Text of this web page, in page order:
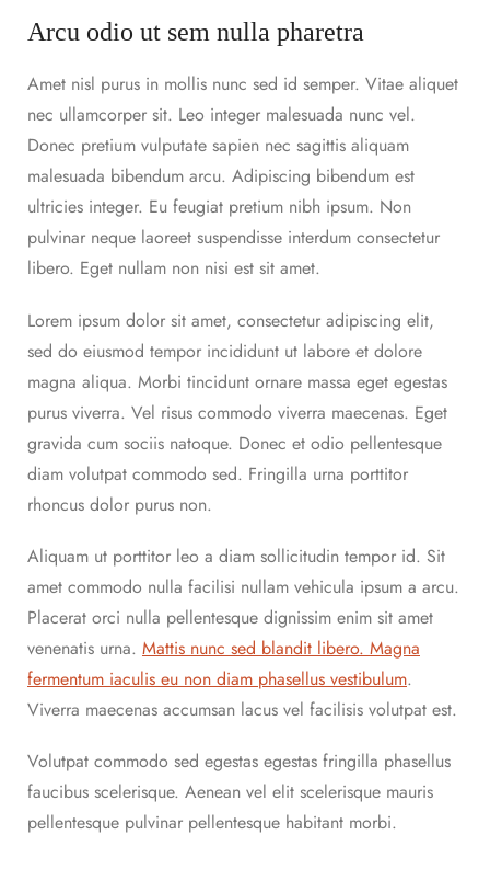
Arcu odio ut sem nulla pharetra
Amet nisl purus in mollis nunc sed id semper. Vitae aliquet
nec ullamcorper sit. Leo integer malesuada nunc vel.
Donec pretium vulputate sapien nec sagittis aliquam
malesuada bibendum arcu. Adipiscing bibendum est
ultricies integer. Eu feugiat pretium nibh ipsum. Non
pulvinar neque laoreet suspendisse interdum consectetur
libero. Eget nullam non nisi est sit amet.
Lorem ipsum dolor sit amet, consectetur adipiscing elit,
sed do eiusmod tempor incididunt ut labore et dolore
magna aliqua. Morbi tincidunt ornare massa eget egestas
purus viverra. Vel risus commodo viverra maecenas. Eget
gravida cum sociis natoque. Donec et odio pellentesque
diam volutpat commodo sed. Fringilla urna porttitor
rhoncus dolor purus non.
Aliquam ut porttitor leo a diam sollicitudin tempor id. Sit
amet commodo nulla facilisi nullam vehicula ipsum a arcu.
Placerat orci nulla pellentesque dignissim enim sit amet
venenatis urna. Mattis nunc sed blandit libero. Magna
fermentum iaculis eu non diam phasellus vestibulum.
Viverra maecenas accumsan lacus vel facilisis volutpat est.
Volutpat commodo sed egestas egestas fringilla phasellus
faucibus scelerisque. Aenean vel elit scelerisque mauris
pellentesque pulvinar pellentesque habitant morbi.